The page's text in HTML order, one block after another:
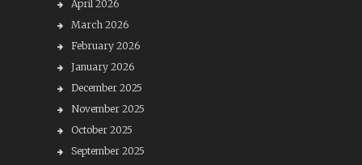
April 2026
March 2026
February 2026
January 2026
December 2025
November 2025
October 2025
September 2025